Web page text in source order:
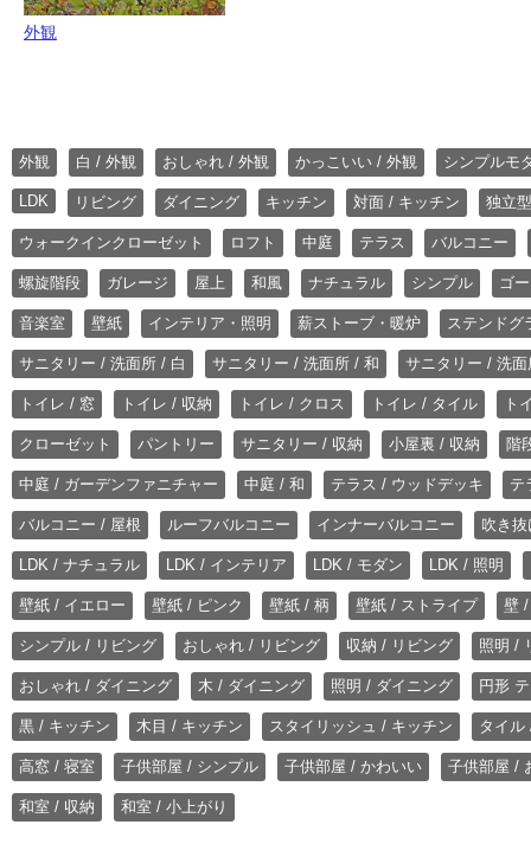
外観
外観 白 / 外観 おしゃれ / 外観 かっこいい / 外観 シンプルモ
LDK リビング ダイニング キッチン 対面 / キッチン 独立
ウォークインクローゼット ロフト 中庭 テラス バルコニー
螺旋階段 ガレージ 屋上 和風 ナチュラル シンプル ゴ
音楽室 壁紙 インテリア・照明 薪ストーブ・暖炉 ステンドグ
サニタリー / 洗面所 / 白 サニタリー / 洗面所 / 和 サニタリー / 洗
トイレ / 窓 トイレ / 収納 トイレ / クロス トイレ / タイル ト
クローゼット パントリー サニタリー / 収納 小屋裏 / 収納 階
中庭 / ガーデンファニチャー 中庭 / 和 テラス / ウッドデッキ テ
バルコニー / 屋根 ルーフバルコニー インナーバルコニー 吹き
LDK / ナチュラル LDK / インテリア LDK / モダン LDK / 照明
壁紙 / イエロー 壁紙 / ピンク 壁紙 / 柄 壁紙 / ストライプ 壁
シンプル / リビング おしゃれ / リビング 収納 / リビング 照明 /
おしゃれ / ダイニング 木 / ダイニング 照明 / ダイニング 円形
黒 / キッチン 木目 / キッチン スタイリッシュ / キッチン タイル
高窓 / 寝室 子供部屋 / シンプル 子供部屋 / かわいい 子供部屋 /
和室 / 収納 和室 / 小上がり